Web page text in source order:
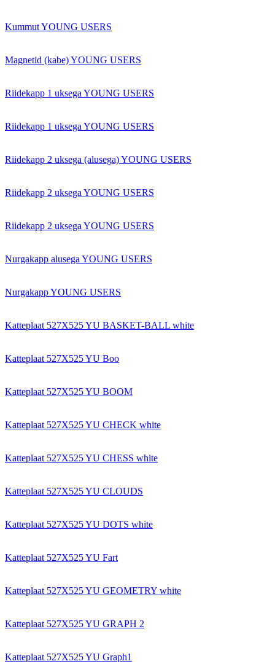
Kummut YOUNG USERS
Magnetid (kabe) YOUNG USERS
Riidekapp 1 uksega YOUNG USERS
Riidekapp 1 uksega YOUNG USERS
Riidekapp 2 uksega (alusega) YOUNG USERS
Riidekapp 2 uksega YOUNG USERS
Riidekapp 2 uksega YOUNG USERS
Nurgakapp alusega YOUNG USERS
Nurgakapp YOUNG USERS
Katteplaat 527X525 YU BASKET-BALL white
Katteplaat 527X525 YU Boo
Katteplaat 527X525 YU BOOM
Katteplaat 527X525 YU CHECK white
Katteplaat 527X525 YU CHESS white
Katteplaat 527X525 YU CLOUDS
Katteplaat 527X525 YU DOTS white
Katteplaat 527X525 YU Fart
Katteplaat 527X525 YU GEOMETRY white
Katteplaat 527X525 YU GRAPH 2
Katteplaat 527X525 YU Graph1